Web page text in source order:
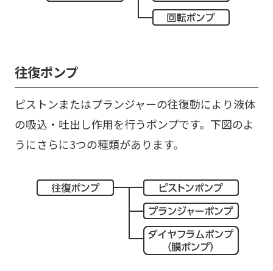
往復ポンプ
ピストンまたはプランジャーの往復動により液体
の吸込・吐出し作用を行うポンプです。下図のよ
うにさらに3つの種類があります。